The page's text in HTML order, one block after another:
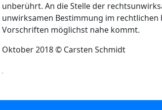
unberührt. An die Stelle der
unwirksamen Bestimmung im
Vorschriften möglichst nahe kommt.
Oktober 2018 © Carsten Schmidt